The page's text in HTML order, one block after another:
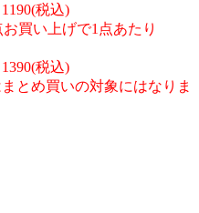
税込)
買い上げで1点あたり
税込)
とめ買いの対象にはなりま